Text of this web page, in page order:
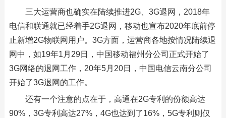
三大运营商也确实在陆续推进2G、3G退网，2018年
电信和联通就已经着手2G退网，移动也宣布2020年底前停
止新增2G物联网用户。3G方面，运营商各地按情况陆续退
网中，如19年1月29日，中国移动福州分公司正式开始了
3G网络的退网工作，20年5月20日，中国电信云南分公司
开始了3G退网的工作。
还有一个注意的点在于，高通在2G专利的份额高达
90%，3G专利高达27%，4G也达到了16%，5G专利则仅